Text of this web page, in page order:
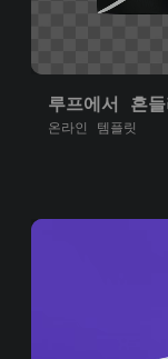
루프에서 흔
온라인 템플릿